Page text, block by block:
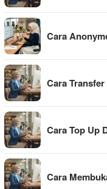
Cara
Cara
Cara Top Up
Cara